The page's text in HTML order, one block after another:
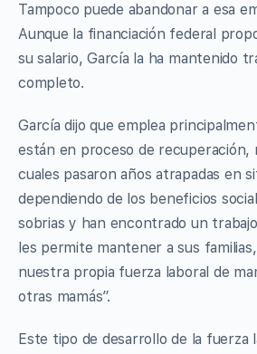
Tampoco puede abandonar a esa
Aunque la financiación federal
su salario, García la ha mantenido
completo.
García dijo que emplea
están en proceso de recuperación,
cuales pasaron años atrapadas en
dependiendo de los beneficios
sobrias y han encontrado un
les permite mantener a sus
nuestra propia fuerza laboral de
otras mamás”.
Este tipo de desarrollo de la fuerza